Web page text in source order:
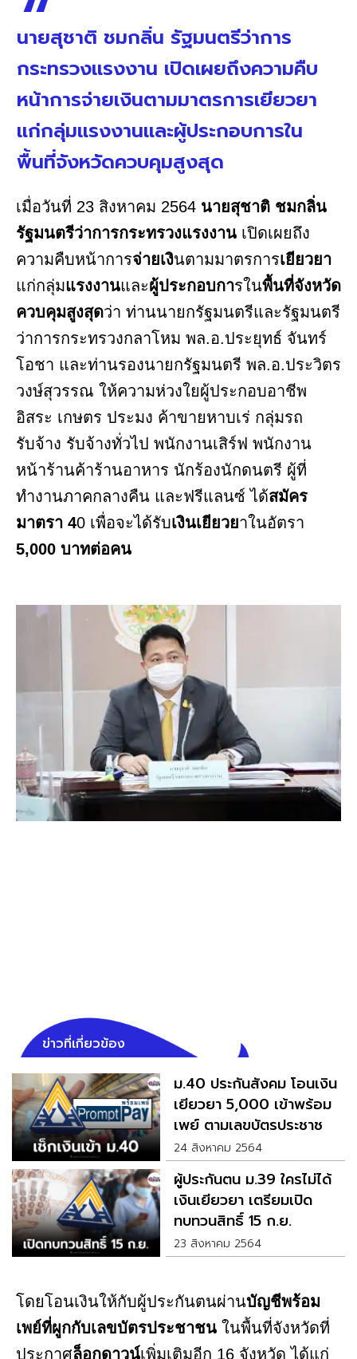
นายสุชาติ ชมกลิ่น รัฐมนตรีว่าการ
กระทรวงแรงงาน เปิดเผยถึงความคืบ
หน้าการจ่ายเงินตามมาตรการเยียวยา
แก่กลุ่มแรงงานและผู้ประกอบการใน
พื้นที่จังหวัดควบคุมสูงสุด
เมื่อวันที่ 23 สิงหาคม 2564 นายสุชาติ ชมกลิ่น
รัฐมนตรีว่าการกระทรวงแรงงาน เปิดเผยถึง
ความคืบหน้าการจ่ายเงินตามมาตรการเยียวยา
แก่กลุ่มแรงงานและผู้ประกอบการในพื้นที่จังหวัด
ควบคุมสูงสุดว่า ท่านนายกรัฐมนตรีและรัฐมนตรี
ว่าการกระทรวงกลาโหม พล.อ.ประยุทธ์ จันทร์
โอชา และท่านรองนายกรัฐมนตรี พล.อ.ประวิตร
วงษ์สุวรรณ ให้ความห่วงใยผู้ประกอบอาชีพ
อิสระ เกษตร ประมง ค้าขายหาบเร่ กลุ่มรถ
รับจ้าง รับจ้างทั่วไป พนักงานเสิร์ฟ พนักงาน
หน้าร้านค้าร้านอาหาร นักร้องนักดนตรี ผู้ที่
ทำงานภาคกลางคืน และฟรีแลนซ์ ได้สมัคร
มาตรา 40 เพื่อจะได้รับเงินเยียวยาในอัตรา
5,000 บาทต่อคน
ข่าวที่เกี่ยวข้อง
ม.40 ประกันสังคม โอนเงิน
เยียวยา 5,000 เข้าพร้อม
เพย์ ตามเลขบัตรประชาชน
วันนี้
24 สิงหาคม 2564
ผู้ประกันตน ม.39 ใครไม่ได้
เงินเยียวยา เตรียมเปิด
ทบทวนสิทธิ์ 15 ก.ย.
23 สิงหาคม 2564
โดยโอนเงินให้กับผู้ประกันตนผ่านบัญชีพร้อม
เพย์ที่ผูกกับเลขบัตรประชาชน ในพื้นที่จังหวัดที่
ประกาศล็อกดาวน์เพิ่มเติมอีก 16 จังหวัด ได้แก่